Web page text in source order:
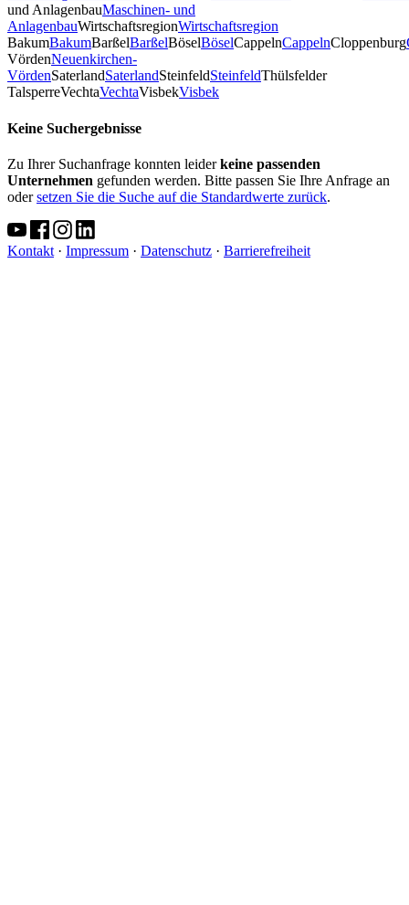
und AnlagenbauMaschinen- und
AnlagenbauWirtschaftsregionWirtschaftsregion
BakumBakumBarßelBarßelBöselBöselCappelnCappelnCloppenburg
VördenNeuenkirchen-
VördenSaterlandSaterlandSteinfeldSteinfeldThülsfelder
TalsperreVechtaVechtaVisbekVisbek
Keine Suchergebnisse
Zu Ihrer Suchanfrage konnten leiderkeine passenden
Unternehmen gefunden werden. Bitte passen Sie Ihre Anfrage an
odersetzen Sie die Suche auf die Standardwerte zurück.
Kontakt · Impressum · Datenschutz · Barrierefreiheit